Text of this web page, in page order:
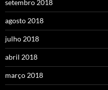
setembro 2018
agosto 2018
julho 2018
abril 2018
março 2018